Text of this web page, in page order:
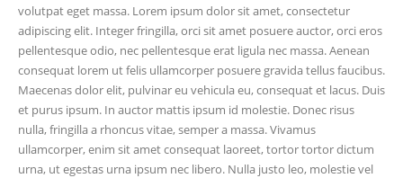
volutpat eget massa. Lorem ipsum dolor sit amet, consectetur
adipiscing elit. Integer fringilla, orci sit amet posuere auctor, orci eros
pellentesque odio, nec pellentesque erat ligula nec massa. Aenean
consequat lorem ut felis ullamcorper posuere gravida tellus faucibus.
Maecenas dolor elit, pulvinar eu vehicula eu, consequat et lacus. Duis
et purus ipsum. In auctor mattis ipsum id molestie. Donec risus
nulla, fringilla a rhoncus vitae, semper a massa. Vivamus
ullamcorper, enim sit amet consequat laoreet, tortor tortor dictum
urna, ut egestas urna ipsum nec libero. Nulla justo leo, molestie vel